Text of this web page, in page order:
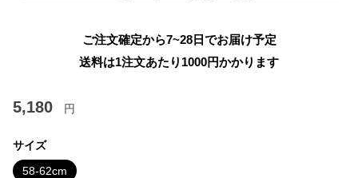
ご注文確定から7~28日でお届け予定
送料は1注文あたり 1000円かかります
5,180 円
サイズ
58-62cm